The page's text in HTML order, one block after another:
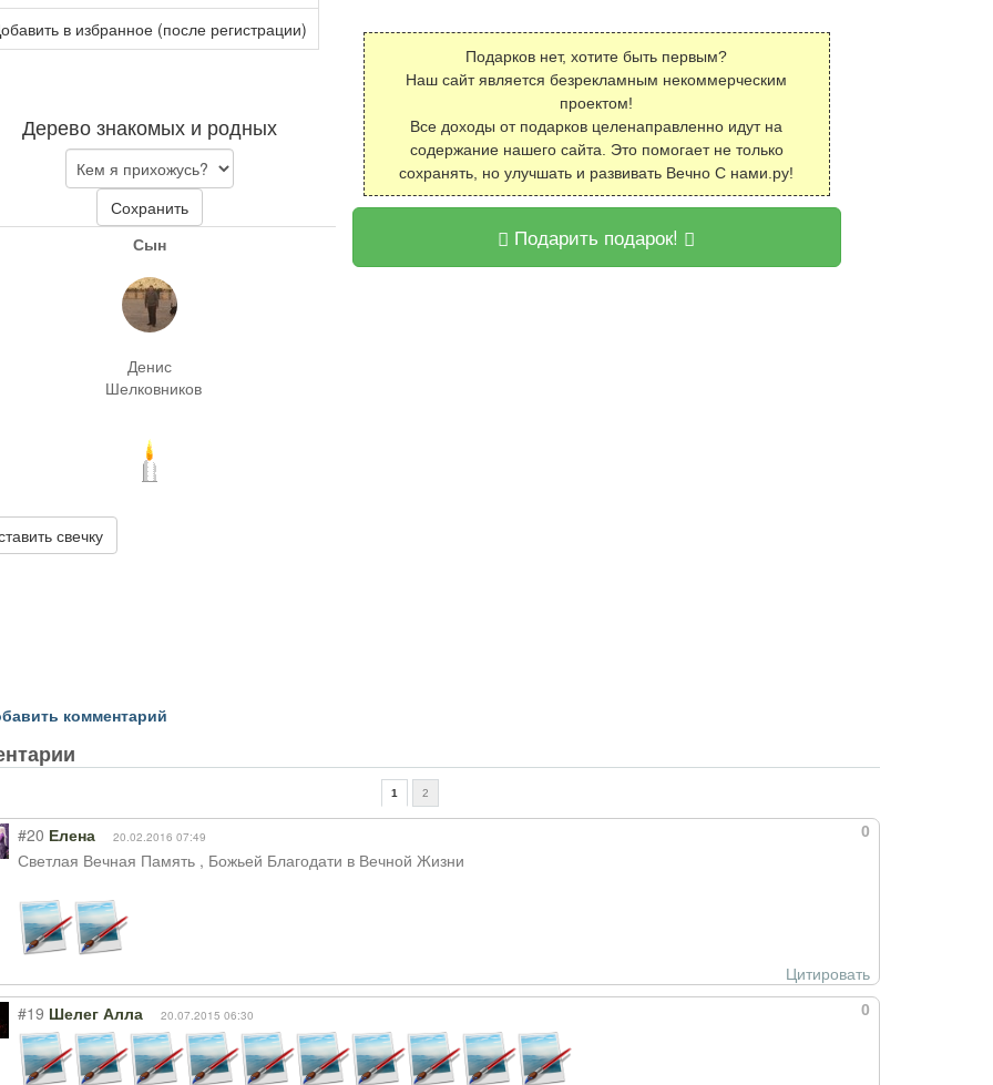
в избранное (после регистрации)
Дерево знакомых и родных
Сохранить
Сын
Денис
Шелковников
свечку
Подарков нет, хотите быть первым?
Наш сайт является безрекламным некоммерческим
проектом!
Все доходы от подарков целенаправленно идут на
содержание нашего сайта. Это помогает не только
сохранять, но улучшать и развивать Вечно С нами.ру!
Подарить подарок!
комментарий
1 2
0
#20 Елена 20.02.2016 07:49
Светлая Вечная Память , Божьей Благодати в Вечной Жизни
Цитировать
0
#19 Шелег Алла 20.07.2015 06:30